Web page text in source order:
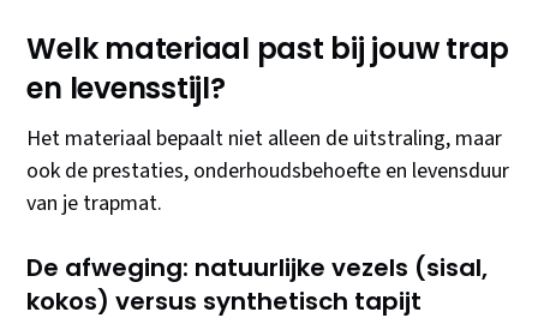
Welk materiaal past bij jouw trap
en levensstijl?
Het materiaal bepaalt niet alleen de uitstraling, maar
ook de prestaties, onderhoudsbehoefte en levensduur
van je trapmat.
De afweging: natuurlijke vezels (sisal,
kokos) versus synthetisch tapijt